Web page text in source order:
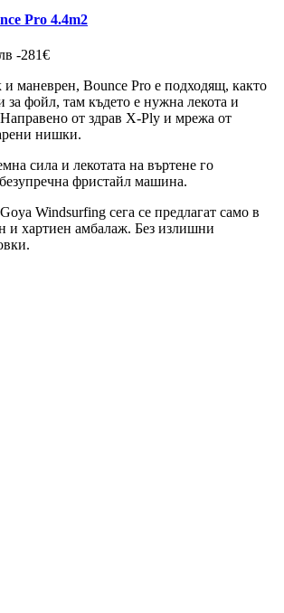
Pro 4.4m2
-281€
маневрен, Bounce Pro е подходящ, както
за фойл, там където е нужна лекота и
Направено от здрав X-Ply и мрежа от
нишки.
сила и лекотата на въртене го
фристайл машина.
Windsurfing сега се предлагат само в
и хартиен амбалаж. Без излишни